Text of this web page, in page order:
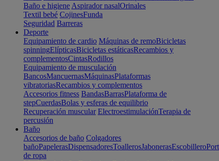
Baño e higiene Aspirador nasalOrinales
Textil bebé CojinesFunda
Seguridad Barreras
Deporte
Equipamiento de cardio Máquinas de remoBicicletas
spinningElípticasBicicletas estáticasRecambios y
complementosCintasRodillos
Equipamiento de musculación
BancosMancuernasMáquinasPlataformas
vibratoriasRecambios y complementos
Accesorios fitness BandasBarrasPlataforma de
stepCuerdasBolas y esferas de equilibrio
Recuperación muscular ElectroestimulaciónTerapia de
percusión
Baño
Accesorios de baño Colgadores
bañoPapelerasDispensadoresToallerosJabonerasEscobillero
de ropa